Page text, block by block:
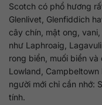
Scotch có phổ hương
Glenlivet, Glenfiddich
cây chín, mật ong,
như Laphroaig,
rong biển, muối biển và
Lowland,
người mới chỉ cần nhớ:
tính.